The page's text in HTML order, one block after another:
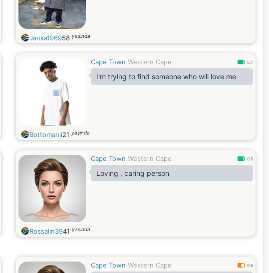
Janka196958 yaşında
Cape Town Western Cape 0.7
I'm trying to find someone who will love me
Bottomanii21 yaşında
Cape Town Western Cape 0.8
Loving , caring person
Rossalin3941 yaşında
Cape Town Western Cape 0.6